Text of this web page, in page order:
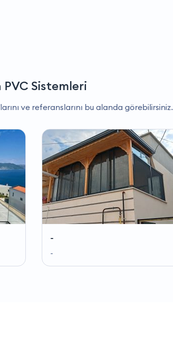
Sistemleri
ve referanslarını bu alanda görebilirsiniz.
-
-